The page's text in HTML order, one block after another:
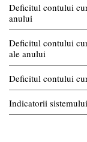
Deficitul contului
anului
Deficitul contului
ale anului
Deficitul contului
Indicatorii